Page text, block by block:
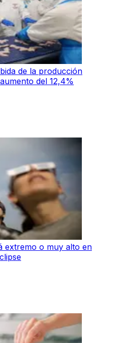
de la producción
del 12,4%
extremo o muy alto en